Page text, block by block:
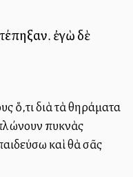
ἐγὼ δὲ
ὅ,τι διὰ τὰ θηράματα
πυκνὰς
καὶ θὰ σᾶς